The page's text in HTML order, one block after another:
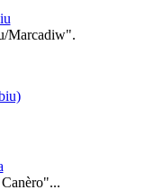
Marcadiw".